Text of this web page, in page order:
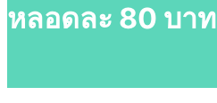
หลอดละ 80 บาท